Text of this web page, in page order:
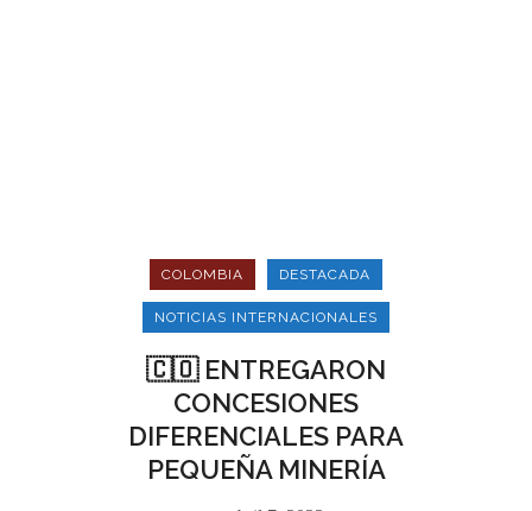
COLOMBIA DESTACADA
NOTICIAS INTERNACIONALES
🇨🇴 ENTREGARON
CONCESIONES
DIFERENCIALES PARA
PEQUEÑA MINERÍA